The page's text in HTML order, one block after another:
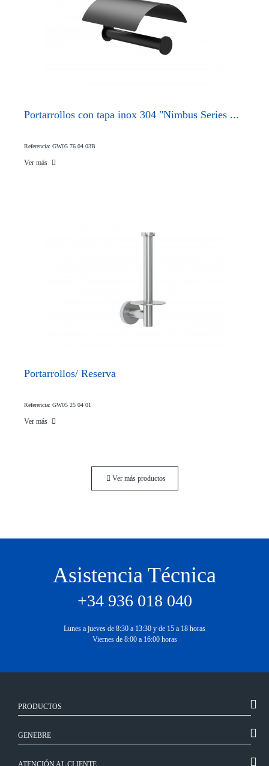
Portarrollos con tapa inox 304 "Nimbus Series ...
Referencia: GW05 76 04 03B
Ver más
Portarrollos/ Reserva
Referencia: GW05 25 04 01
Ver más
Ver más productos
Asistencia Técnica
+34 936 018 040
Lunes a jueves de 8:30 a 13:30 y de 15 a 18 horas
Viernes de 8:00 a 16:00 horas
PRODUCTOS
GENEBRE
ATENCIÓN AL CLIENTE